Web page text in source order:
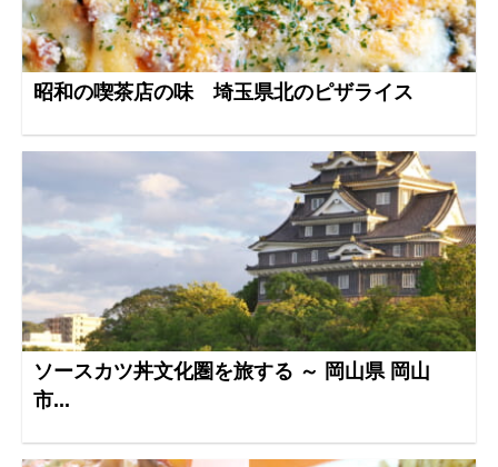
昭和の喫茶店の味 埼玉県北のピザライス
ソースカツ丼文化圏を旅する ～ 岡山県 岡山
市...